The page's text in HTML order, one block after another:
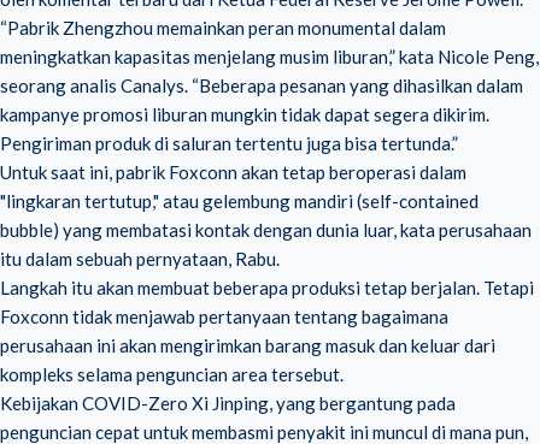
“Pabrik Zhengzhou memainkan peran monumental dalam
meningkatkan kapasitas menjelang musim liburan,” kata Nicole Peng,
seorang analis Canalys. “Beberapa pesanan yang dihasilkan dalam
kampanye promosi liburan mungkin tidak dapat segera dikirim.
Pengiriman produk di saluran tertentu juga bisa tertunda.”
Untuk saat ini, pabrik Foxconn akan tetap beroperasi dalam
"lingkaran tertutup," atau gelembung mandiri (self-contained
bubble) yang membatasi kontak dengan dunia luar, kata perusahaan
itu dalam sebuah pernyataan, Rabu.
Langkah itu akan membuat beberapa produksi tetap berjalan. Tetapi
Foxconn tidak menjawab pertanyaan tentang bagaimana
perusahaan ini akan mengirimkan barang masuk dan keluar dari
kompleks selama penguncian area tersebut.
Kebijakan COVID-Zero Xi Jinping, yang bergantung pada
penguncian cepat untuk membasmi penyakit ini muncul di mana pun,